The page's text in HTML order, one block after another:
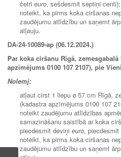
četri euro, sešdesmit septiņi centi);
noteikt, ka pirms koka ciršanas
zaudējumu atlīdzību un saņemt
atļauju.
DA-24-10089-ap (06.12.2024.)
Par koka ciršanu Rīgā,
apzīmējums 0100 107 2107), pie
Nolemj:
atļaut cirst 1 liepu ø 57 cm Rīgā,
(kadastra apzīmējums 0100 107
noteikt zaudējumu atlīdzības
samazināšanu saistībā ar koka
piecdesmit deviņi euro,
noteikt, ka pirms koka ciršanas
zaudējumu atlīdzību un saņemt